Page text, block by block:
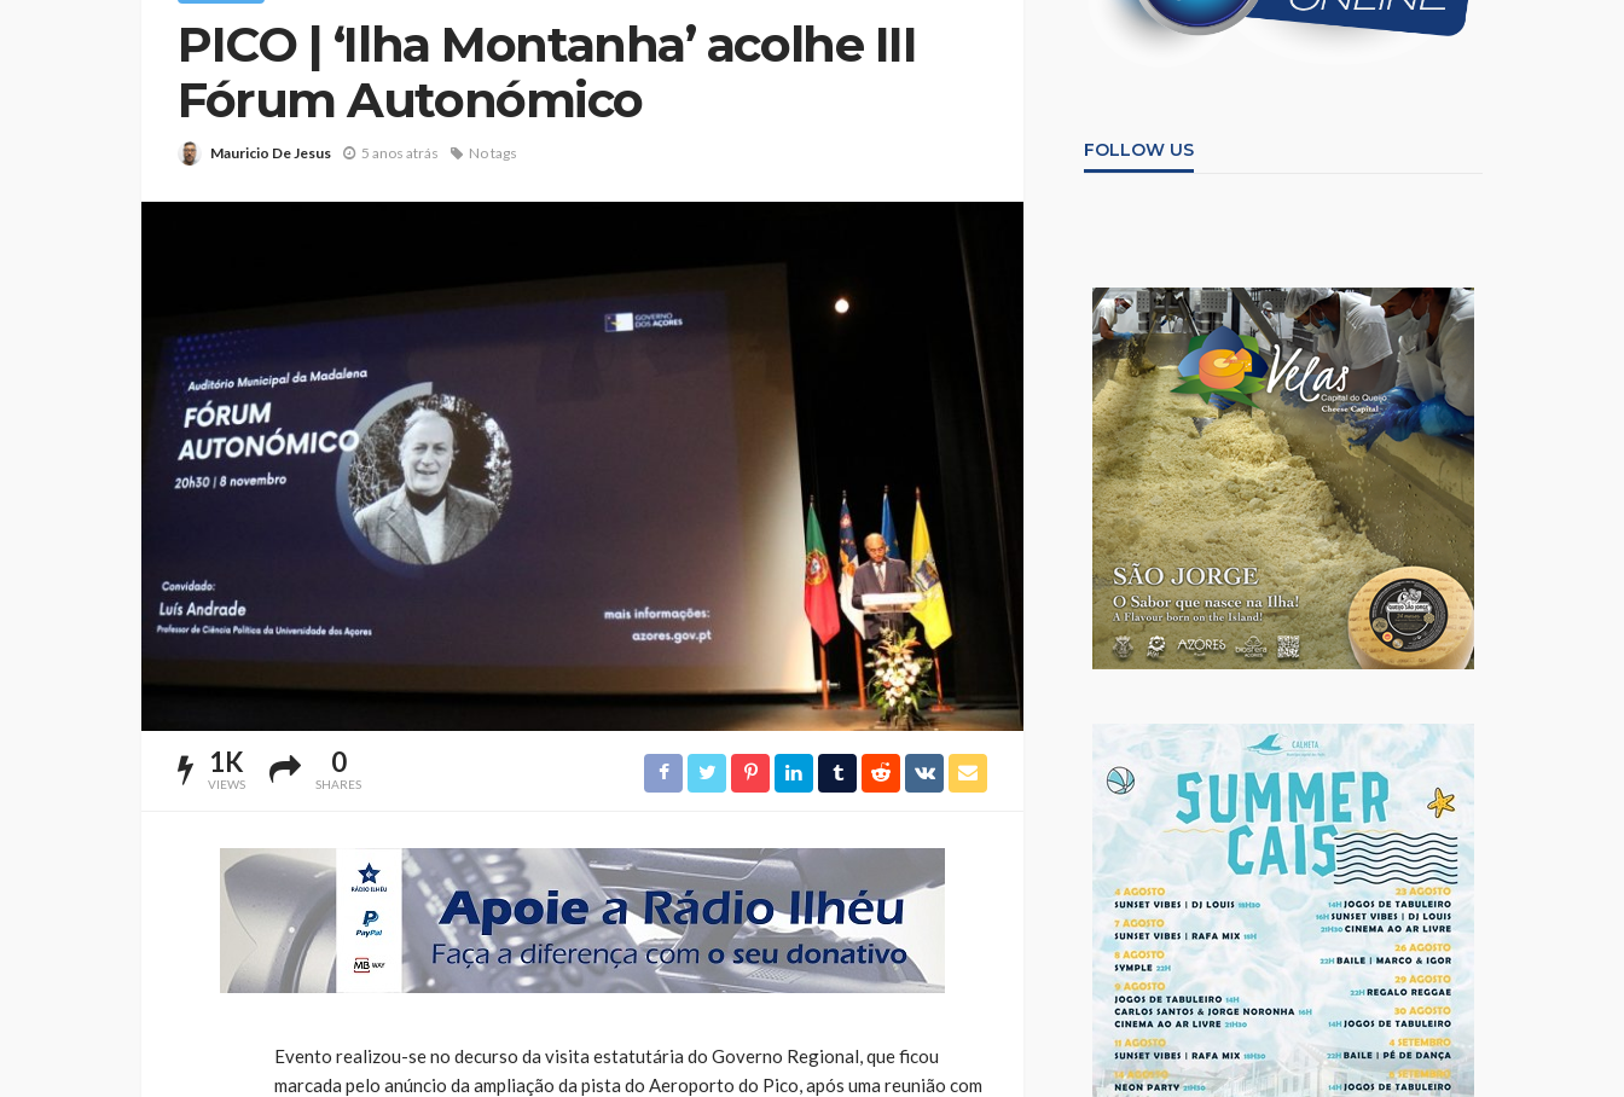
PICO | ‘Ilha Montanha’ acolhe III
Fórum Autonómico
Mauricio De Jesus 5 anos atrás No tags
1K
VIEWS
0
SHARES
Evento realizou-se no decurso da visita estatutária do Governo Regional, que ficou
marcada pelo anúncio da ampliação da pista do Aeroporto do Pico, após uma reunião com
FOLLOW US